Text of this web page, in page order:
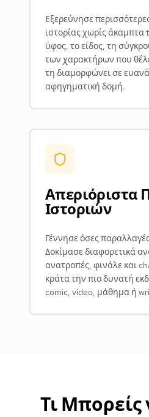
Εξερεύνησε
ιστορίας χωρίς άκαμπτα
ύφος, το είδος, τη
των χαρακτήρων που
τη διαμορφώνει σε
αφηγηματική δομή.
Απεριόριστα
Ιστοριών
Γέννησε όσες
Δοκίμασε διαφορετικά
ανατροπές, φινάλε και
κράτα την πιο δυνατή
comic, video, μάθημα ή
Τι Μπορείς